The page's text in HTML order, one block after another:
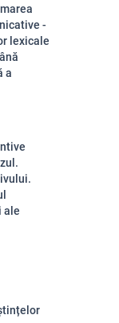
-
lexicale
a
ale